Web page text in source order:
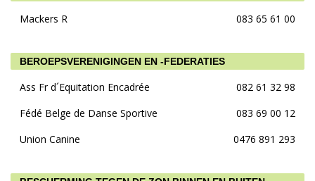
Mackers R 083 65 61 00
BEROEPSVERENIGINGEN EN -FEDERATIES
Ass Fr d´Equitation Encadrée
082 61 32 98
Fédé Belge de Danse Sportive
083 69 00 12
Union Canine
0476 891 293